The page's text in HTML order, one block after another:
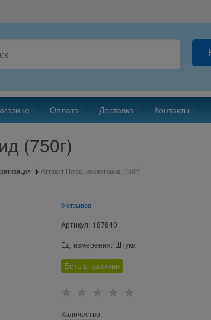
Оплата Доставка Контакты
(750г)
Аттракт Плюс, инсектицид (750г)
0 отзывов
Артикул: 187840
Ед. измерения: Штука
Есть в наличии
Количество: